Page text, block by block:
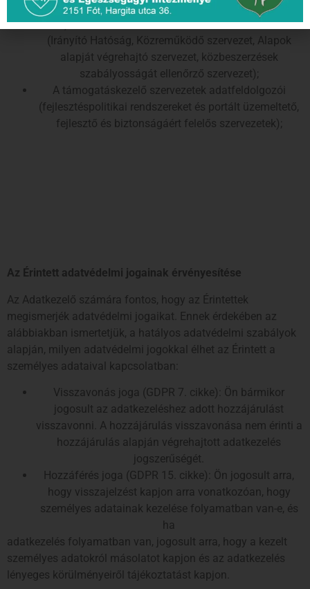
A támogatáskezelés folyamatában a 256/2021. (V.
18.) Korm. rendelet szerint részt vevő szervezetek
(Irányító Hatóság, Közreműködő szervezet, Alapok
alapját végrehajtó szervezet, közbeszerzések
szabályosságát ellenőrző szervezet);
A támogatáskezelő szervezetek adatfeldolgozói
(fejlesztéspolitikai rendszereket és portált üzemeltető,
fejlesztő és biztonságáért felelős szervezetek);
Az Érintett adatvédelmi jogainak érvényesítése
Az Adatkezelő számára fontos, hogy az Érintettek
megismerjék adatvédelmi jogaikat. Ennek érdekében az
alábbiakban ismertetjük, a hatályos adatvédelmi szabályok
alapján, milyen adatvédelmi jogokkal élhet az Érintett a
személyes adataival kapcsolatban:
Visszavonás joga (GDPR 7. cikke): Ön bármikor
jogosult az adatkezeléshez adott hozzájárulást
visszavonni. A hozzájárulás visszavonása nem érinti a
hozzájárulás alapján végrehajtott adatkezelés
jogszerűségét.
Hozzáférés joga (GDPR 15. cikke): Ön jogosult arra,
hogy visszajelzést kapjon arra vonatkozóan, hogy
személyes adatainak kezelése folyamatban van-e, és
ha
adatkezelés folyamatban van, jogosult arra, hogy a kezelt
személyes adatokról másolatot kapjon és az adatkezelés
lényeges körülményeiről tájékoztatást kapjon.